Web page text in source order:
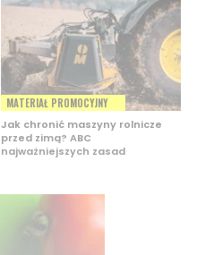
MATERIAŁ PROMOCYJNY
Jak chronić maszyny rolnicze
przed zimą? ABC
najważniejszych zasad